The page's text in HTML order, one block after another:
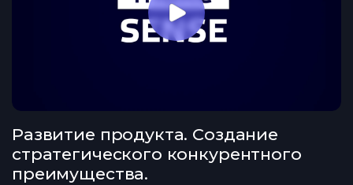
Развитие продукта. Создание
стратегического конкурентного
преимущества.